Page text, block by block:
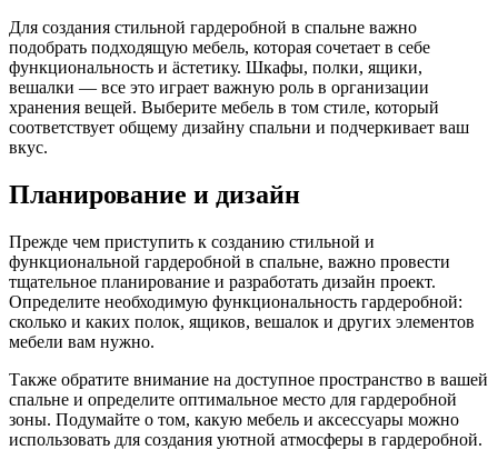
Для создания стильной гардеробной в спальне важно
подобрать подходящую мебель, которая сочетает в себе
функциональность и äстетику. Шкафы, полки, ящики,
вешалки — все это играет важную роль в организации
хранения вещей. Выберите мебель в том стиле, который
соответствует общему дизайну спальни и подчеркивает ваш
вкус.
Планирование и дизайн
Прежде чем приступить к созданию стильной и
функциональной гардеробной в спальне, важно провести
тщательное планирование и разработать дизайн проект.
Определите необходимую функциональность гардеробной:
сколько и каких полок, ящиков, вешалок и других элементов
мебели вам нужно.
Также обратите внимание на доступное пространство в вашей
спальне и определите оптимальное место для гардеробной
зоны. Подумайте о том, какую мебель и аксессуары можно
использовать для создания уютной атмосферы в гардеробной.